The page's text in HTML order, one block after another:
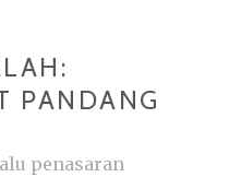
PANDANG
penasaran